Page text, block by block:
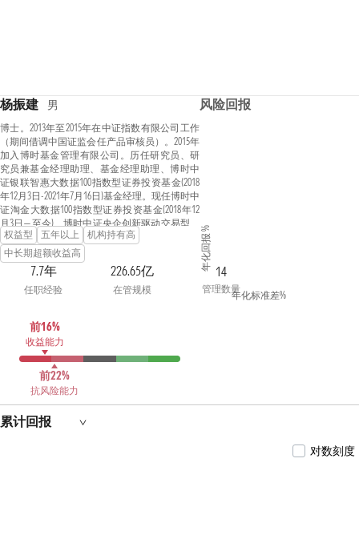
杨振建 男
博士。2013年至2015年在中证指数有限公司工作
（期间借调中国证监会任产品审核员）。2015年
加入博时基金管理有限公司。历任研究员、研
究员兼基金经理助理、基金经理助理、博时中
证银联智惠大数据100指数型证券投资基金(2018
年12月3日-2021年7月16日)基金经理。现任博时中
证淘金大数据100指数型证券投资基金(2018年12
月3日—至今)、博时中证央企创新驱动交易型开
放式指数证券投资基金(2019年9月20日—至今)、
博时中证央企创新驱动交易型开放式指数证券
投资基金联接基金(2019年11月13日—至今)、博时
裕富沪深300指数证券投资基金(2020年12月23日—
至今)、博时中证500增强策略交易型开放式指数
国新央企现代能源交易型开放式指数证券投资
基金(2023年7月27日—至今)、博时中证1000增强
策略交易型开放式指数证券投资基金(2023年11月
2日—至今)、博时中证红利低波动100交易型开放
式指数证券投资基金(2024年4月16日—至今)、博
时中证红利低波动100交易型开放式指数证券投
理。
权益型 五年以上
机构持有高
中长期超额收益高
7.7年
任职经验
226.65亿
在管规模
14
管理数量
前16%
收益能力
前22%
抗风险能力
风险回报
年化回报 %
年化标准差%
累计回报
对数刻度